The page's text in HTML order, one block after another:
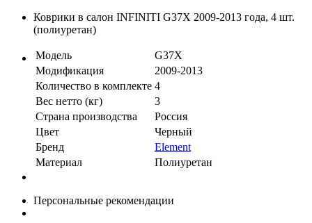
Коврики в салон INFINITI G37X 2009-2013 года, 4 шт.
(полиуретан)
Модель
G37X
Модификация
2009-2013
Количество в комплекте 4
Вес нетто (кг)
3
Страна производства
Россия
Цвет
Черный
Бренд
Element
Материал
Полиуретан
Персональные рекомендации